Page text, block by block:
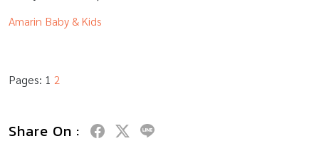
Amarin Baby & Kids
Pages: 1 2
Share On :